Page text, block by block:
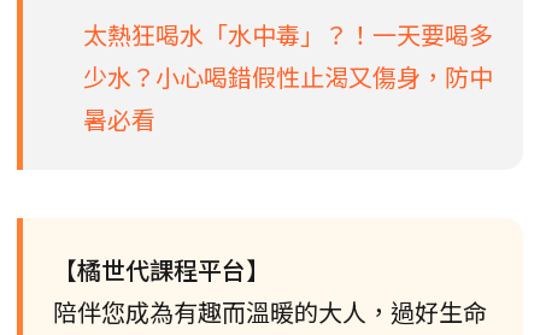
太熱狂喝水「水中毒」？！一天要喝多
少水？小心喝錯假性止渴又傷身，防中
暑必看
【橘世代課程平台】
陪伴您成為有趣而溫暖的大人，過好生命